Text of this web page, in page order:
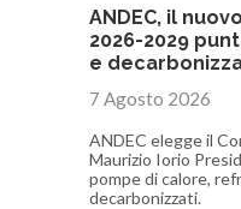
ANDEC, il
2026-2029
e
7 Agosto 2026
ANDEC elegge il
Maurizio Iorio
pompe di calore,
decarbonizzati.